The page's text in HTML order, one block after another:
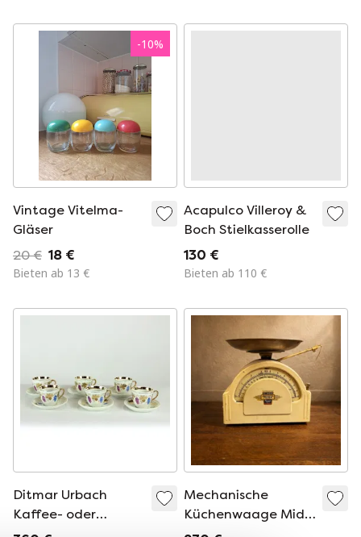
-10%
Vintage Vitelma-
Gläser
20 € 18 €
Bieten ab 13 €
Acapulco Villeroy &
Boch Stielkasserolle
130 €
Bieten ab 110 €
Ditmar Urbach
Kaffee- oder
Teegeschirr aus
Mechanische
Küchenwaage Mid
Century Vintage